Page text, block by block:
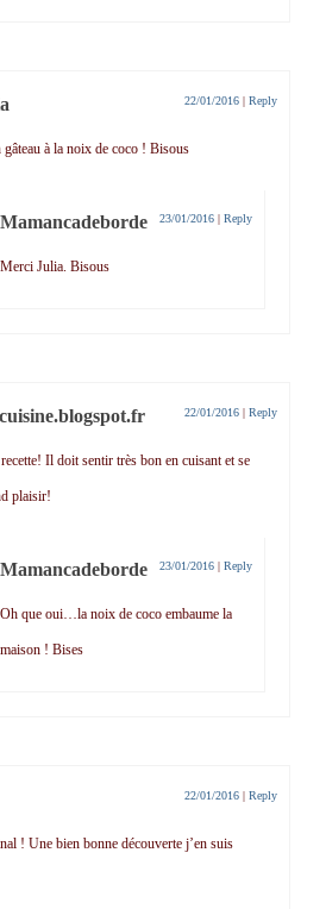
22/01/2016 | Reply
à la noix de coco ! Bisous
Mamancadeborde 23/01/2016 | Reply
Merci Julia. Bisous
22/01/2016 | Reply
Il doit sentir très bon en cuisant et se
plaisir!
Mamancadeborde 23/01/2016 | Reply
Oh que oui…la noix de coco embaume la
maison ! Bises
22/01/2016 | Reply
! Une bien bonne découverte j’en suis